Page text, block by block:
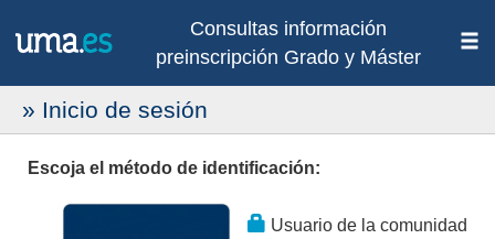
Consultas información
preinscripción Grado y Máster
» Inicio de sesión
Escoja el método de identificación:
Usuario de la comunidad